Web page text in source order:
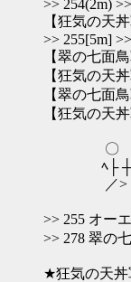
>> 254(2m)
【狂気の天
>> 255[5m]
【翠の七面
【狂気の天
【翠の七面
【狂気の天
ﾍ├ ┼ ┼
／
>> 255 オー
>> 278 翠の
★狂気の天丼